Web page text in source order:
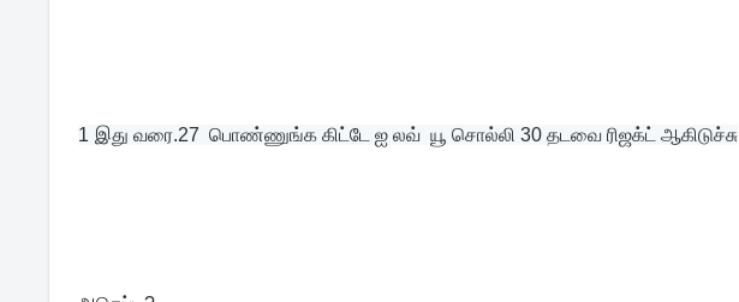
1 இது வரை.27  பொண்ணுங்க கிட்டே ஐ லவ்  யூ சொல்லி 30 தடவை ரிஜக்ட் ஆகிடுச்சு